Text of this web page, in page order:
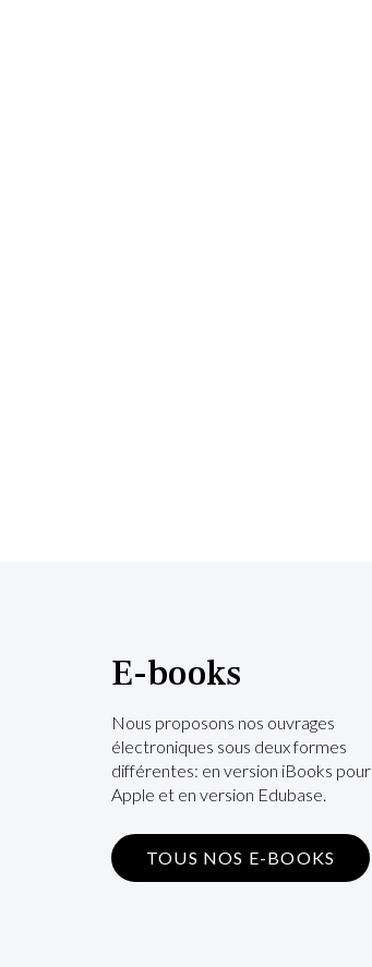
E-books
Nous proposons nos ouvrages
électroniques sous deux formes
différentes: en version iBooks pour
Apple et en version Edubase.
TOUS NOS E-BOOKS